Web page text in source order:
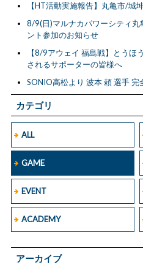
カテゴリ
ALL
GAME
EVENT
ACADEMY
アーカイブ
【HT活動実施報告】丸亀市/城
8/9(日)マルナカパワーシティ
ント参加のお知らせ
【8/9アウェイ 福島戦】とうほ
されるサポーターの皆様へ
SONIO高松より 波本 頼 選手